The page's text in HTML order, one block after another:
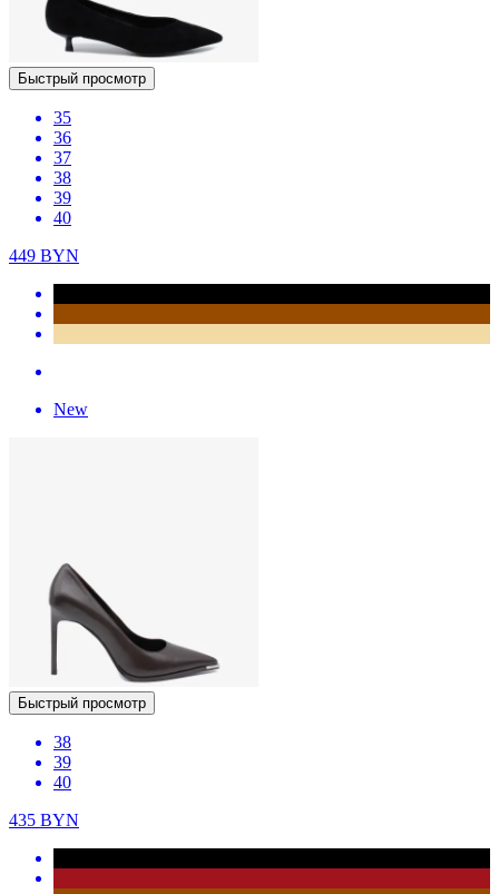
Быстрый просмотр
35
36
37
38
39
40
449 BYN
New
Быстрый просмотр
38
39
40
435 BYN